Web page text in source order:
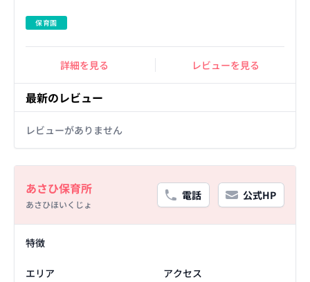
保育園
詳細を見る レビューを見る
最新のレビュー
レビューがありません
あさひ保育所
あさひほいくじょ
電話 公式HP
特徴
エリア
アクセス